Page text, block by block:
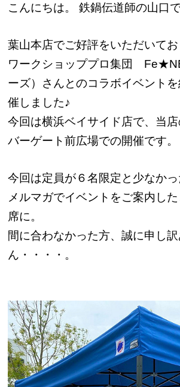
こんにちは。 鉄鍋伝道師の山口
葉山本店でご好評をいただいて
ワークショッププロ集団
ーズ）さんとのコラボイベント
催しました♪
今回は横浜ベイサイド店で、当
バーゲート前広場での開催です。
今回は定員が６名限定と少なかっ
メルマガでイベントをご案内し
席に。
間に合わなかった方、誠に申し
ん・・・・。